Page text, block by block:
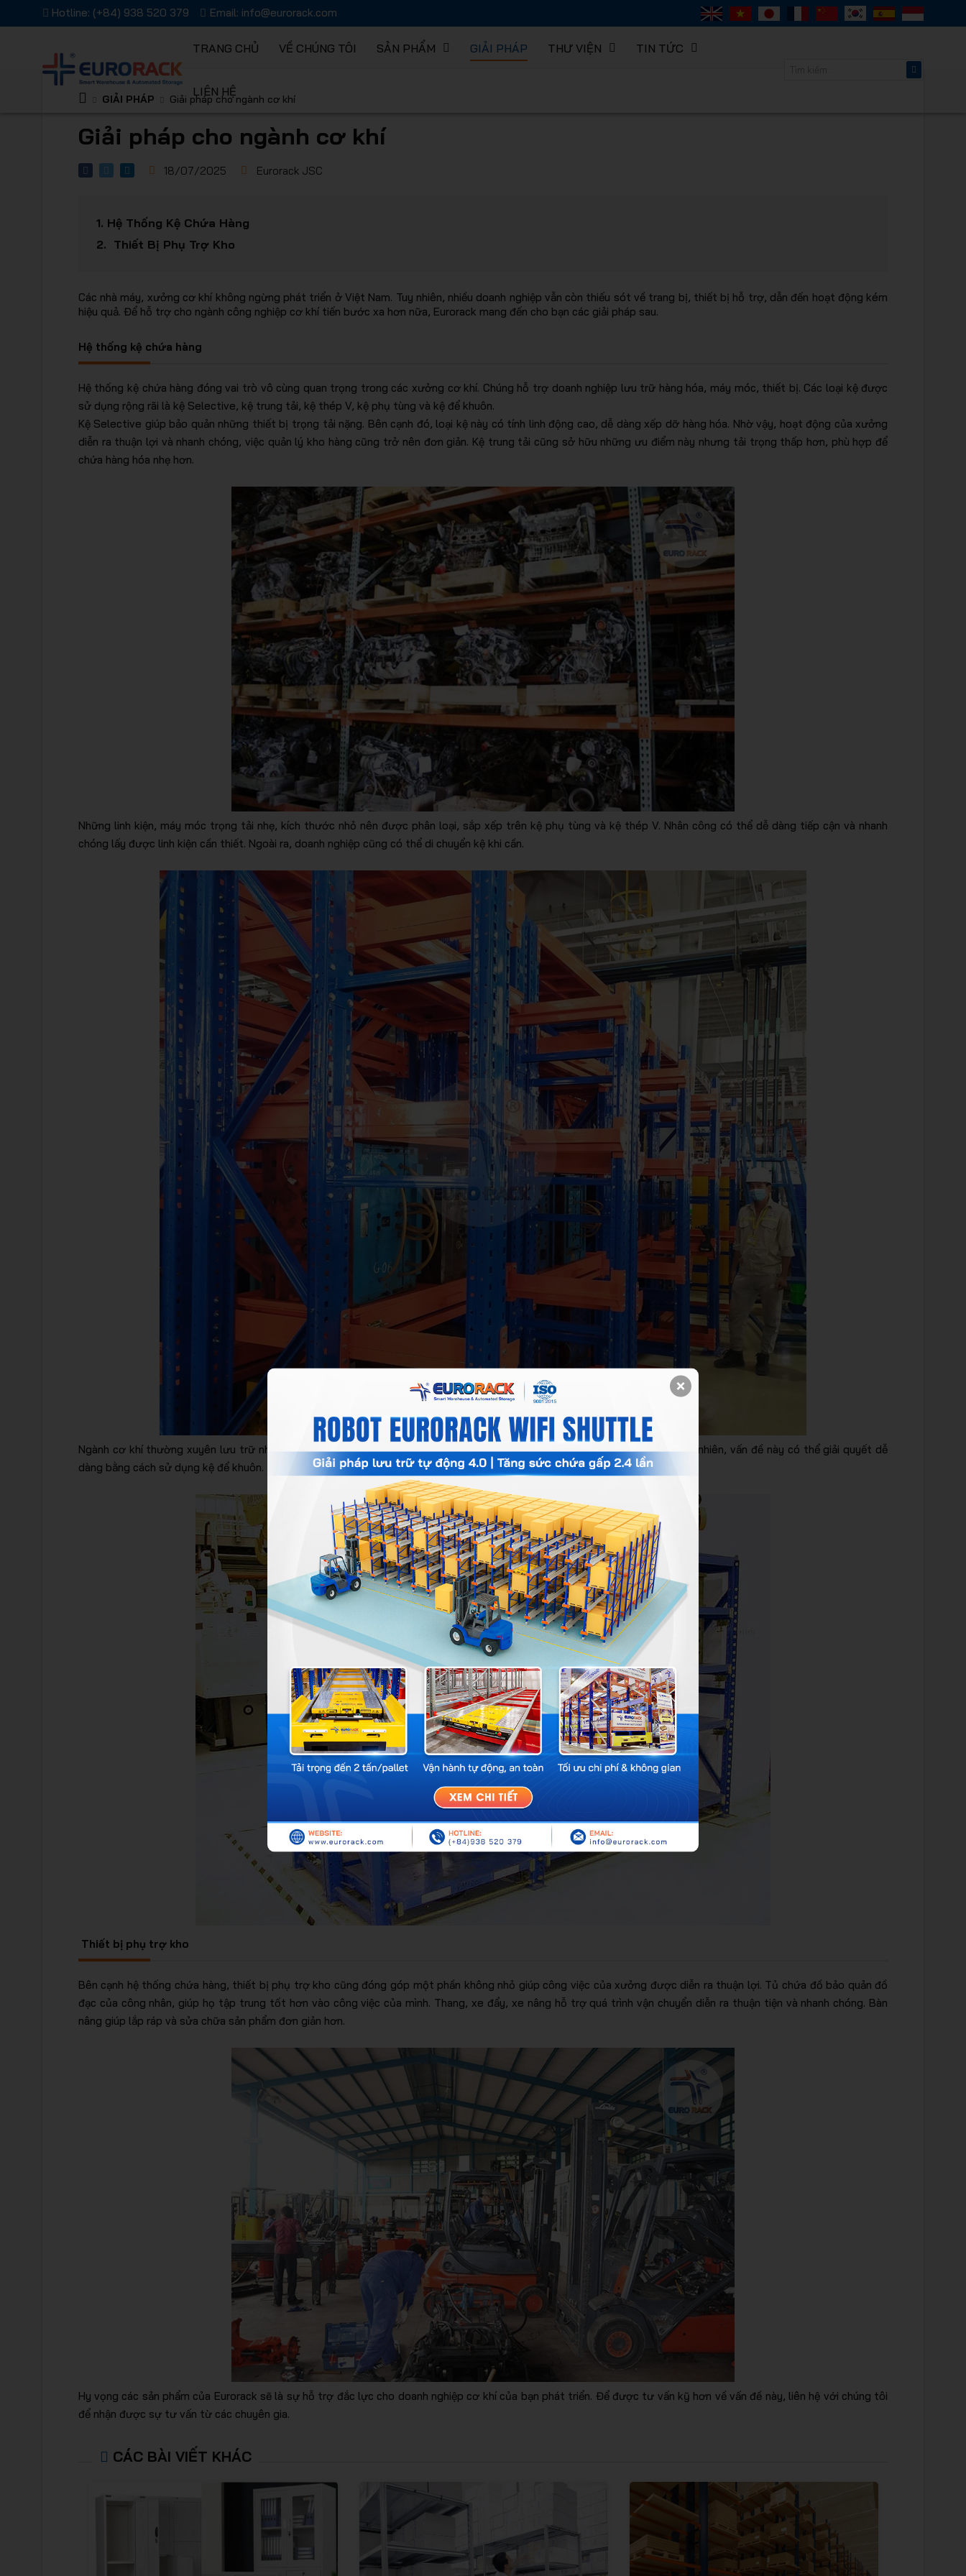
Hotline: (+84) 938 520 379 Email: info@eurorack.com
TRANG CHỦ VỀ CHÚNG TÔI SẢN PHẨM GIẢI PHÁP THƯ VIỆN TIN TỨC
LIÊN HỆ
Kệ chứa hàng EURORACK -
Giải pháp lưu trữ thông minh
GIẢI PHÁP Giải pháp cho ngành cơ khí
Giải pháp cho ngành cơ khí
18/07/2025 Eurorack JSC
1. Hệ Thống Kệ Chứa Hàng
2. Thiết Bị Phụ Trợ Kho
Các nhà máy, xưởng cơ khí không ngừng phát triển ở Việt Nam. Tuy nhiên, nhiều doanh nghiệp vẫn còn thiếu sót về trang bị, thiết bị hỗ trợ, dẫn đến hoạt động kém
hiệu quả. Để hỗ trợ cho ngành công nghiệp cơ khí tiến bước xa hơn nữa, Eurorack mang đến cho bạn các giải pháp sau.
Hệ thống kệ chứa hàng
Hệ thống kệ chứa hàng đóng vai trò vô cùng quan trọng trong các xưởng cơ khí. Chúng hỗ trợ doanh nghiệp lưu trữ hàng hóa, máy móc, thiết bị. Các loại kệ được
sử dụng rộng rãi là kệ Selective, kệ trung tải, kệ thép V, kệ phụ tùng và kệ để khuôn.
Kệ Selective giúp bảo quản những thiết bị trọng tải nặng. Bên cạnh đó, loại kệ này có tính linh động cao, dễ dàng xếp dỡ hàng hóa. Nhờ vậy, hoạt động của xưởng
diễn ra thuận lợi và nhanh chóng, việc quản lý kho hàng cũng trở nên đơn giản. Kệ trung tải cũng sở hữu những ưu điểm này nhưng tải trọng thấp hơn, phù hợp để
chứa hàng hóa nhẹ hơn.
Những linh kiện, máy móc trọng tải nhẹ, kích thước nhỏ nên được phân loại, sắp xếp trên kệ phụ tùng và kệ thép V. Nhân công có thể dễ dàng tiếp cận và nhanh
chóng lấy được linh kiện cần thiết. Ngoài ra, doanh nghiệp cũng có thể di chuyển kệ khi cần.
Ngành cơ khí thường xuyên lưu trữ những máy móc có khối lượng rất lớn, rất khó khi cất giữ chúng trên kệ Selective. Tuy nhiên, vấn đề này có thể giải quyết dễ
dàng bằng cách sử dụng kệ để khuôn. Thiết kế kệ có thể lắp thêm cần cẩu, giúp quá trình xếp dỡ diễn ra thuận lợi.
Thiết bị phụ trợ kho
Bên cạnh hệ thống chứa hàng, thiết bị phụ trợ kho cũng đóng góp một phần không nhỏ giúp công việc của xưởng được diễn ra thuận lợi. Tủ chứa đồ bảo quản đồ
đạc của công nhân, giúp họ tập trung tốt hơn vào công việc của mình. Thang, xe đẩy, xe nâng hỗ trợ quá trình vận chuyển diễn ra thuận tiện và nhanh chóng. Bàn
nâng giúp lắp ráp và sửa chữa sản phẩm đơn giản hơn.
Hy vọng các sản phẩm của Eurorack sẽ là sự hỗ trợ đắc lực cho doanh nghiệp cơ khí của bạn phát triển. Để được tư vấn kỹ hơn về vấn đề này, liên hệ với chúng tôi
để nhận được sự tư vấn từ các chuyên gia.
CÁC BÀI VIẾT KHÁC